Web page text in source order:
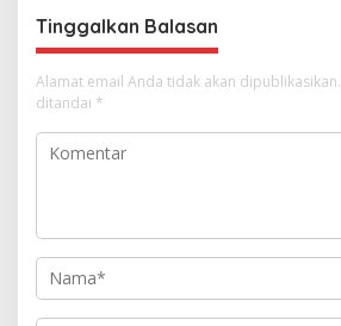
s
Tinggalkan Balasan
Alamat email Anda tidak akan dipublikasikan.
ditandai *